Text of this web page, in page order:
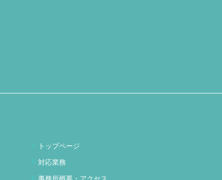
トップページ
対応業務
事務所概要・アクセス